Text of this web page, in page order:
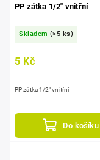
PP zátka 1/2" vnitřní
Skladem (>5 ks)
5 Kč
Do košíku
PP zátka 1/2" vnitřní